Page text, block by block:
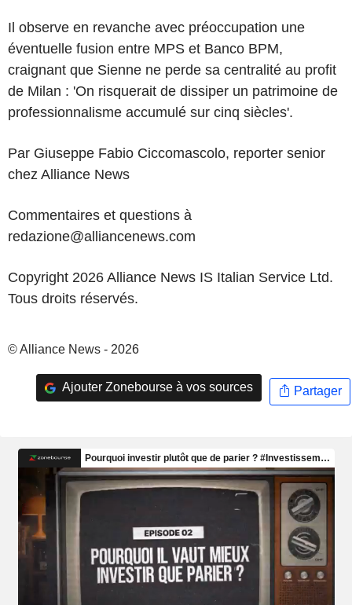
Il observe en revanche avec préoccupation une
éventuelle fusion entre MPS et Banco BPM,
craignant que Sienne ne perde sa centralité au profit
de Milan : 'On risquerait de dissiper un patrimoine de
professionnalisme accumulé sur cinq siècles'.
Par Giuseppe Fabio Ciccomascolo, reporter senior
chez Alliance News
Commentaires et questions à
redazione@alliancenews.com
Copyright 2026 Alliance News IS Italian Service Ltd.
Tous droits réservés.
© Alliance News - 2026
Ajouter Zonebourse à vos sources Partager